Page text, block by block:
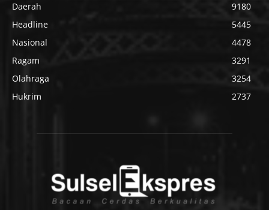
Daerah
9180
Headline
5445
Nasional
4478
Ragam
3291
Olahraga
3254
Hukrim
2737